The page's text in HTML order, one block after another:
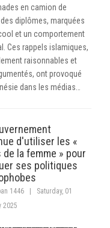
en camion de
diplômes, marquées
et un comportement
Ces rappels islamiques,
raisonnables et
ont provoqué
dans les médias…
d'utiliser les «
la femme » pour
ses politiques
1446
Saturday, 01
2025